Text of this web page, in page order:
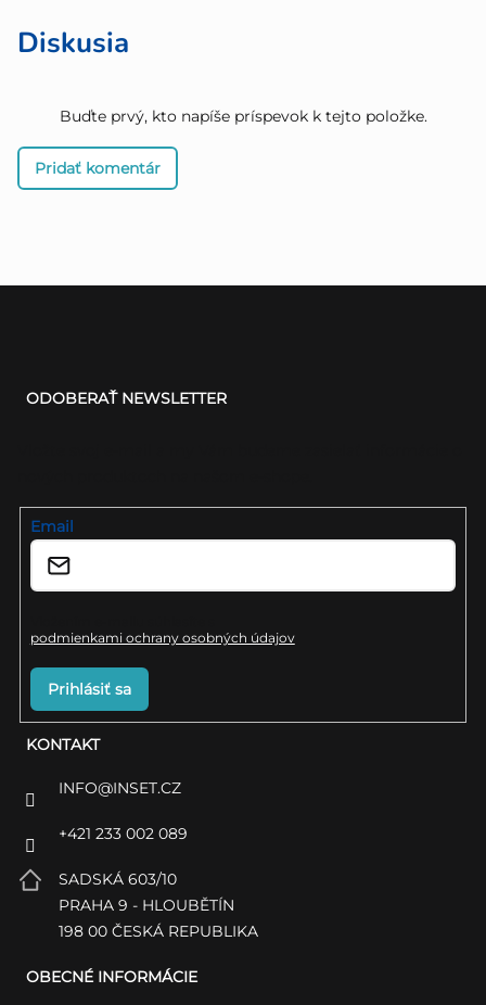
Diskusia
Buďte prvý, kto napíše príspevok k tejto položke.
Pridať komentár
KONTAKT
INFO@INSET.CZ
+421 233 002 089
SADSKÁ 603/10
PRAHA 9 - HLOUBĚTÍN
198 00 ČESKÁ REPUBLIKA
OBECNÉ INFORMÁCIE
ODOBERAŤ NEWSLETTER
Email
podmienkami ochrany osobných údajov
Prihlásiť sa